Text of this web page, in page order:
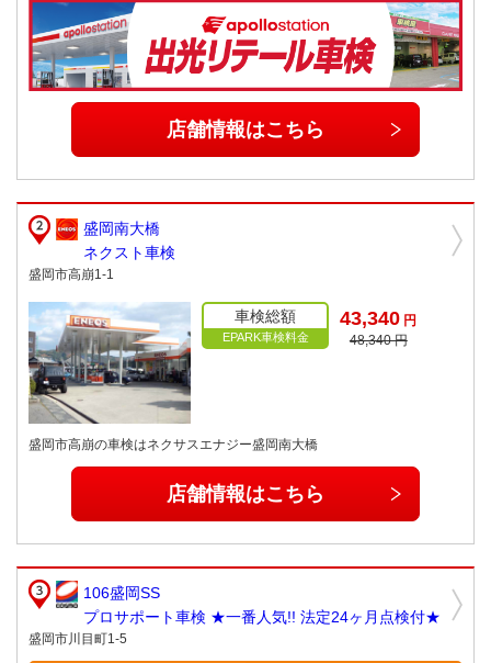
店舗情報はこちら
盛岡南大橋
ネクスト車検
盛岡市高崩1-1
車検総額
EPARK車検料金
43,340 円
48,340 円
盛岡市高崩の車検はネクサスエナジー盛岡南大橋
店舗情報はこちら
106盛岡SS
プロサポート車検 ★一番人気!! 法定24ヶ月点検付★
盛岡市川目町1-5